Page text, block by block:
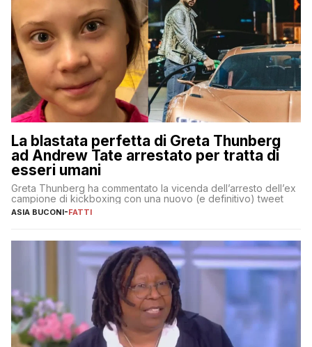
La blastata perfetta di Greta Thunberg
ad Andrew Tate arrestato per tratta di
esseri umani
Greta Thunberg ha commentato la vicenda dell’arresto dell’ex
campione di kickboxing con una nuovo (e definitivo) tweet
ASIA BUCONI-FATTI